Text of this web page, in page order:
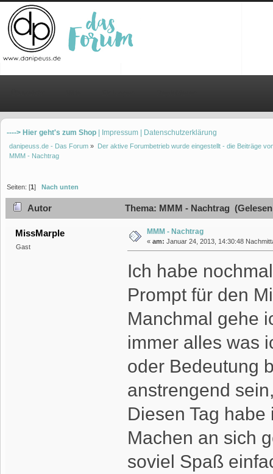
----> Hier geht's zum Shop | Impressum | Datenschutzerklärung
danipeuss.de - Das Forum » Der aktive Forumbetrieb wurde eingestellt - die Beiträge
MMM - Nachtrag
Seiten: [1] Nach unten
Autor Thema: MMM - Nachtrag
MissMarple
Gast
MMM - Nachtrag
« am: Januar 24, 2013, 14:30:48
Ich habe
Prompt für den
Manchmal gehe
immer alles was
oder Bedeutung
anstrengend
Diesen Tag
Machen an sich
soviel Spaß